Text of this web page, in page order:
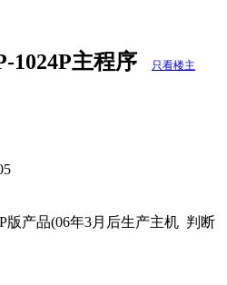
1024P主程序 只看楼主
P版产品(06年3月后生产主机 判断